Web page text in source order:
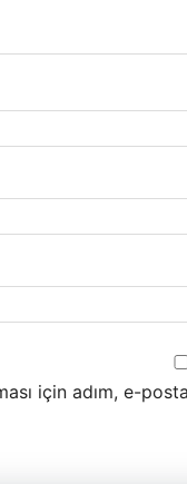
için adım, e-